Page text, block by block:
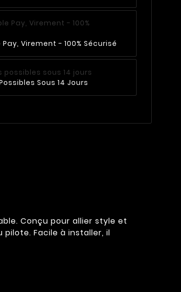
Virement - 100% Sécurisé
Sous 14 Jours
Conçu pour allier style et
Facile à installer, il